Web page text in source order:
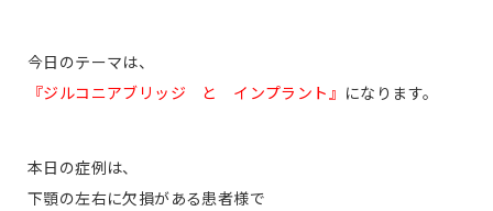
今日のテーマは、
『ジルコニアブリッジ と インプラント』 になります。
本日の症例は、
下顎の左右に欠損がある患者様で